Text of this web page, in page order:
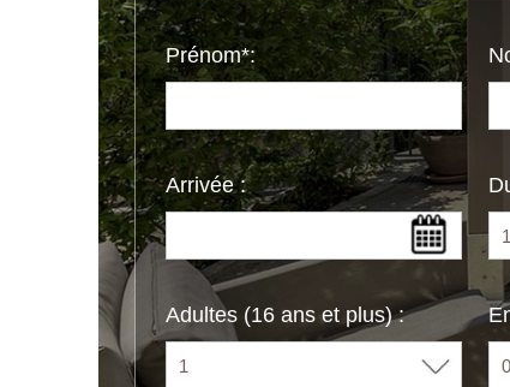
Prénom*:
Arrivée :
Adultes (16 ans et plus) :